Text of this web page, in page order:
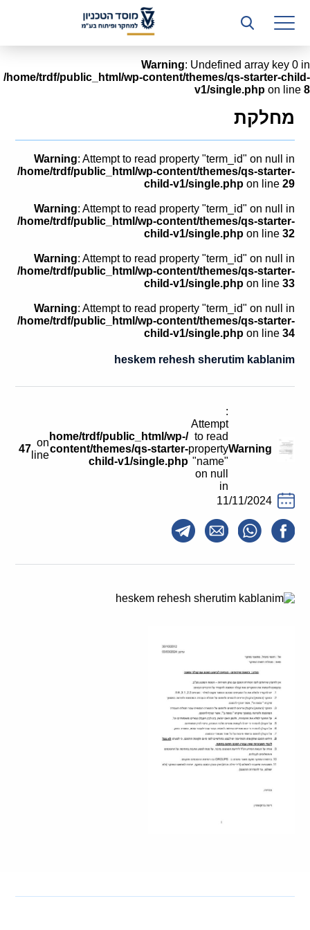
רשות המחקר
היחידה העסקית (T3)
קשרי תעשייה
ביה”ס ללימודי המשך
המכון הישראלי לטכנולוגיות ייצור חומרים
משאבי אנוש
כספים וכלכלה
המחלקה המשפטית
מחלקת תפעול
קולות קוראים
English
Warning: Undefined array key 0 in
/home/trdf/public_html/wp-content/themes/qs-starter-child-
v1/single.php on line 8
מחלקת
Warning: Attempt to read property "term_id" on null in
/home/trdf/public_html/wp-content/themes/qs-starter-
child-v1/single.phpon line 29
Warning: Attempt to read property "term_id" on null in
/home/trdf/public_html/wp-content/themes/qs-starter-
child-v1/single.phpon line 32
Warning: Attempt to read property "term_id" on null in
/home/trdf/public_html/wp-content/themes/qs-starter-
child-v1/single.phpon line 33
Warning: Attempt to read property "term_id" on null in
/home/trdf/public_html/wp-content/themes/qs-starter-
child-v1/single.phpon line 34
heskem rehesh sherutim kablanim
Warning
:
Attempt
to read
property
"name"
on null
in
/home/trdf/public_html/wp-
content/themes/qs-starter-
child-v1/single.php
on
line
47
11/11/2024